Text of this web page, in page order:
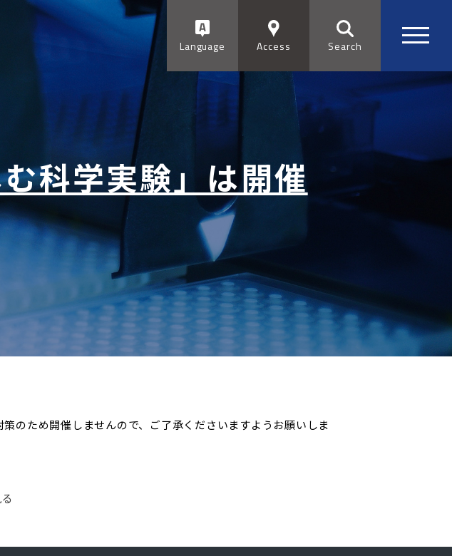
Language Access Search
科学実験」は開催
のため開催しませんので、ご了承くださいますようお願いしま